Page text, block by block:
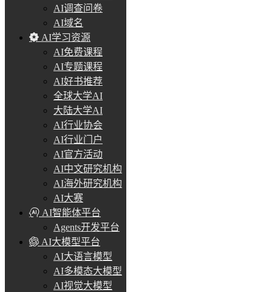
AI调查问卷
AI域名
AI学习资源
AI免费课程
AI专题课程
AI好书推荐
全球大学AI
大陆大学AI
AI行业协会
AI行业门户
AI官方活动
AI中文研究机构
AI海外研究机构
AI大赛
AI智能体平台
Agents开发平台
AI大模型平台
AI大语言模型
AI多模态大模型
AI视觉大模型